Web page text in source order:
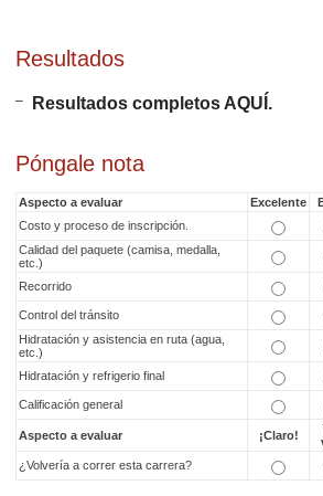
Resultados
Resultados completos AQUÍ.
Póngale nota
Aspecto a evaluar Excelente
Costo y proceso de inscripción.
Calidad del paquete (camisa, medalla,
etc.)
Recorrido
Control del tránsito
Hidratación y asistencia en ruta (agua,
etc.)
Hidratación y refrigerio final
Calificación general
Aspecto a evaluar ¡Claro!
¿Volvería a correr esta carrera?